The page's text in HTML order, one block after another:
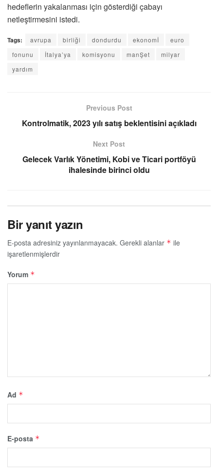
hedeflerin yakalanması için gösterdiği çabayı
netleştirmesini istedi.
Tags: avrupa birliği dondurdu ekonomİ
euro
fonunu
İtalya’ya komisyonu manŞet
milyar
yardım
Previous Post
Kontrolmatik, 2023 yılı satış beklentisini açıkladı
Next Post
Gelecek Varlık Yönetimi, Kobi ve Ticari portföyü
ihalesinde birinci oldu
Bir yanıt yazın
E-posta adresiniz yayınlanmayacak. Gerekli alanlar * ile
işaretlenmişlerdir
Yorum *
Ad *
E-posta *